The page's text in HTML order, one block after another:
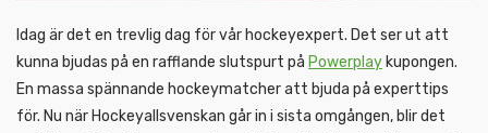
Idag är det en trevlig dag för vår hockeyexpert. Det ser ut att
kunna bjudas på en rafflande slutspurt på Powerplay kupongen.
En massa spännande hockeymatcher att bjuda på experttips
för. Nu när Hockeyallsvenskan går in i sista omgången, blir det